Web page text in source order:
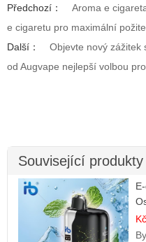
Předchozí：
Aroma e
e cigaretu pro maximální
Další：
Objevte nový zážitek
od Augvape nejlepší volbou
Související produkty